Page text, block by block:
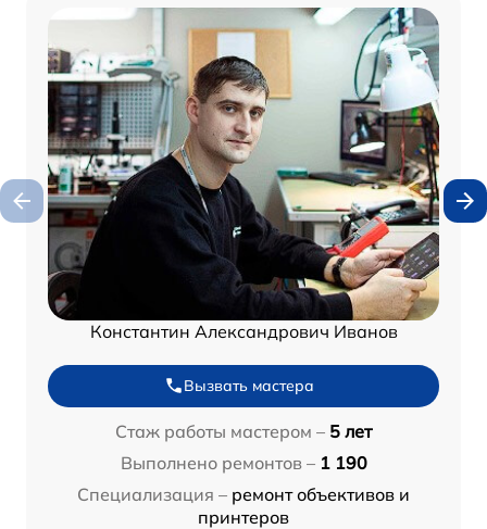
Константин Александрович Иванов
Вызвать мастера
Стаж работы мастером – 5 лет
Выполнено ремонтов – 1 190
Специализация – ремонт объективов и
принтеров